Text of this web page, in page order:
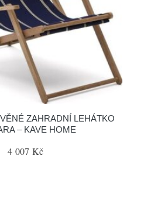
ZAHRADNÍ LEHÁTKO
– KAVE HOME
4 007 Kč